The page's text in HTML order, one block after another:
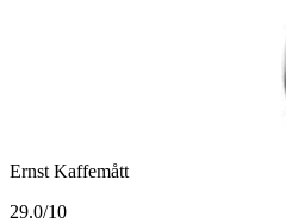
Ernst Kaffemått
29.0/10